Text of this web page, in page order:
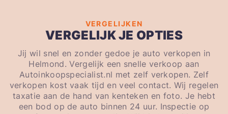
VERGELIJKEN
VERGELIJK JE OPTIES
Jij wil snel en zonder gedoe je auto verkopen in
Helmond. Vergelijk een snelle verkoop aan
Autoinkoopspecialist.nl met zelf verkopen. Zelf
verkopen kost vaak tijd en veel contact. Wij regelen
taxatie aan de hand van kenteken en foto. Je hebt
een bod op de auto binnen 24 uur. Inspectie op